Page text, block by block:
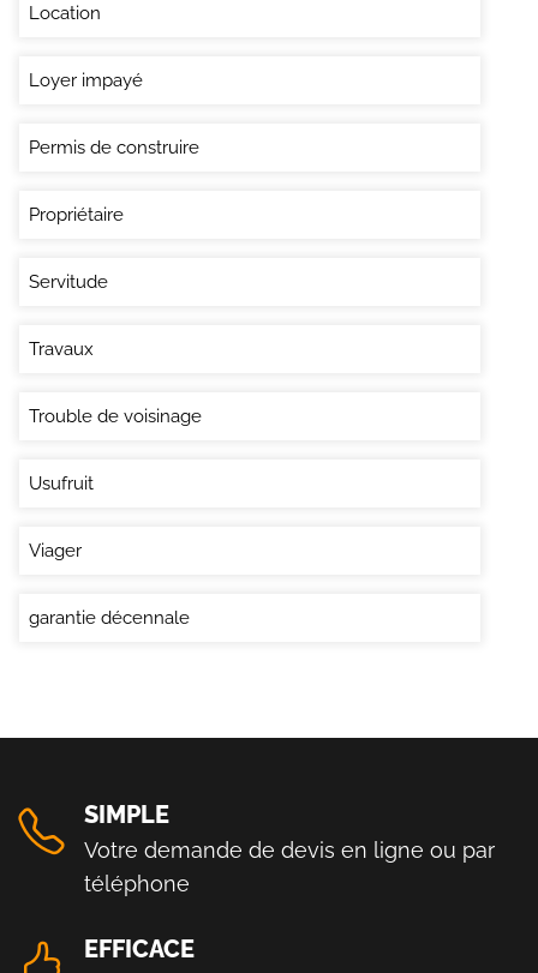
Location
Loyer impayé
Permis de construire
Propriétaire
Servitude
Travaux
Trouble de voisinage
Usufruit
Viager
garantie décennale
SIMPLE
Votre demande de devis en ligne ou par
téléphone
EFFICACE